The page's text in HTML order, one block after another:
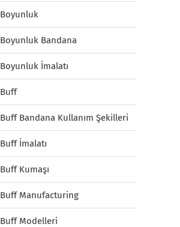
Boyunluk
Boyunluk Bandana
Boyunluk İmalatı
Buff
Buff Bandana Kullanım Şekilleri
Buff İmalatı
Buff Kumaşı
Buff Manufacturing
Buff Modelleri